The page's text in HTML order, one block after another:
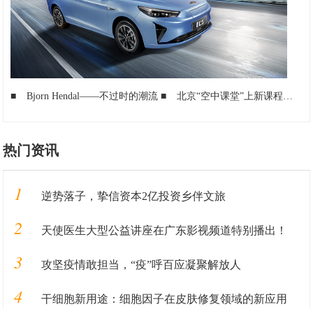
■ Bjorn Hendal——不过时的潮流■ 北京“空中课堂”上新课程啦 点击进入“腾讯频道”在家就能学
热门资讯
1 逆势落子，挚信资本2亿投资乡伴文旅
2 天使医生大型公益讲座在广东影视频道特别播出！
3 攻坚疫情敢担当，“疫”呼百应凝聚解放人
4 干细胞新用途：细胞因子在皮肤修复领域的新应用